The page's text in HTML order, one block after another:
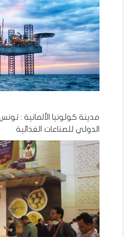
مدينة كولونيا الألمانية :
الدولي للصناعات الغذائية